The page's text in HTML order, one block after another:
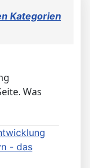
Kategorien
Was
- das